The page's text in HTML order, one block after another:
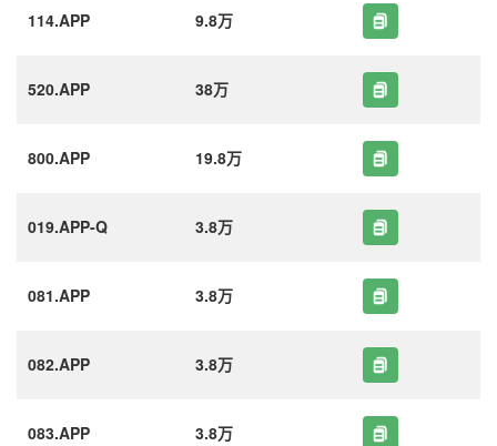
114.APP 9.8万
520.APP 38万
800.APP 19.8万
019.APP-Q 3.8万
081.APP 3.8万
082.APP 3.8万
083.APP 3.8万